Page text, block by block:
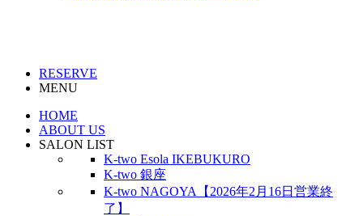
RESERVE
MENU
HOME
ABOUT US
SALON LIST
K-two Esola IKEBUKURO
K-two 銀座
K-two NAGOYA【2026年2月16日営業終
了】